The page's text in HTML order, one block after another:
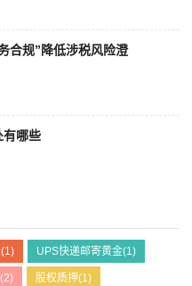
合规”降低涉税风险澄
有哪些
(1) UPS快递邮寄黄金(1)
(2) 股权质押(1)